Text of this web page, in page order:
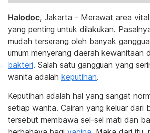
Halodoc, Jakarta - Merawat area vital
yang penting untuk dilakukan.
mudah terserang oleh banyak
umum menyerang daerah kewanitaan
bakteri. Salah satu gangguan yang
wanita adalah keputihan.
Keputihan adalah hal yang sangat
setiap wanita. Cairan yang keluar dari
tersebut membawa sel-sel mati dan